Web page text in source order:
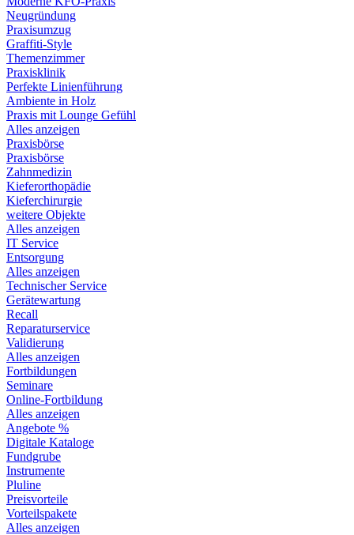
Neugründung
Praxisumzug
Graffiti-Style
Themenzimmer
Praxisklinik
Perfekte Linienführung
Ambiente in Holz
Praxis mit Lounge Gefühl
Alles anzeigen
Praxisbörse
Praxisbörse
Zahnmedizin
Kieferorthopädie
Kieferchirurgie
weitere Objekte
Alles anzeigen
IT Service
Entsorgung
Alles anzeigen
Technischer Service
Gerätewartung
Recall
Reparaturservice
Validierung
Alles anzeigen
Fortbildungen
Seminare
Online-Fortbildung
Alles anzeigen
Angebote %
Digitale Kataloge
Fundgrube
Instrumente
Pluline
Preisvorteile
Vorteilspakete
Alles anzeigen